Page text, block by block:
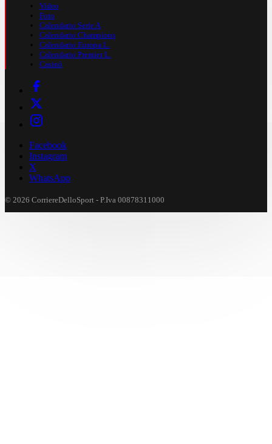
Video
Foto
Calendario Serie A
Calendario Champions
Calendario Europa L.
Calendario Premier L.
Casinò
Facebook
Instagram
X
WhatsApp
© 2026 CorriereDelloSport - P.Iva 00878311000